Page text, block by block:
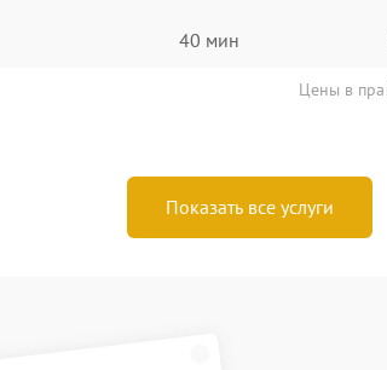
40 мин
Цены в
Показать все услуги